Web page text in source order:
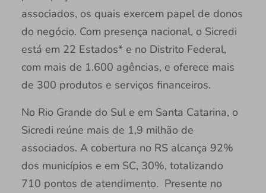
associados, os quais exercem papel de donos
do negócio. Com presença nacional, o Sicredi
está em 22 Estados* e no Distrito Federal,
com mais de 1.600 agências, e oferece mais
de 300 produtos e serviços financeiros.
No Rio Grande do Sul e em Santa Catarina, o
Sicredi reúne mais de 1,9 milhão de
associados. A cobertura no RS alcança 92%
dos municípios e em SC, 30%, totalizando
710 pontos de atendimento. Presente no